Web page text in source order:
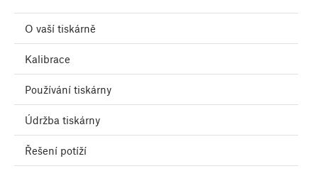
O vaší tiskárně
Kalibrace
Používání tiskárny
Údržba tiskárny
Řešení potíží